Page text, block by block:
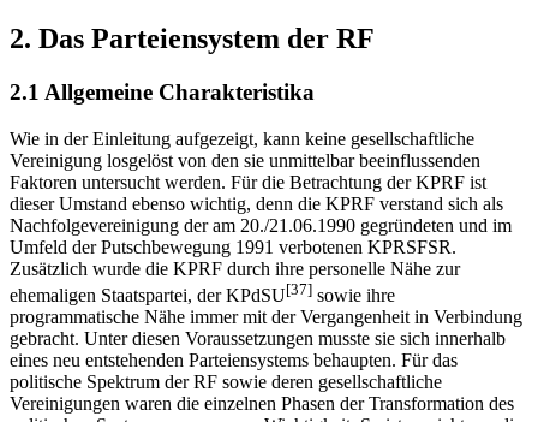
2. Das Parteiensystem der RF
2.1 Allgemeine Charakteristika
Wie in der Einleitung aufgezeigt, kann keine gesellschaftliche
Vereinigung losgelöst von den sie unmittelbar beeinflussenden
Faktoren untersucht werden. Für die Betrachtung der KPRF ist
dieser Umstand ebenso wichtig, denn die KPRF verstand sich als
Nachfolgevereinigung der am 20./21.06.1990 gegründeten und im
Umfeld der Putschbewegung 1991 verbotenen KPRSFSR.
Zusätzlich wurde die KPRF durch ihre personelle Nähe zur
ehemaligen Staatspartei, der KPdSU[37] sowie ihre
programmatische Nähe immer mit der Vergangenheit in Verbindung
gebracht. Unter diesen Voraussetzungen musste sie sich innerhalb
eines neu entstehenden Parteiensystems behaupten. Für das
politische Spektrum der RF sowie deren gesellschaftliche
Vereinigungen waren die einzelnen Phasen der Transformation des